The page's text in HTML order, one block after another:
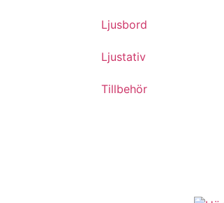
Ljusbord
Ljustativ
Tillbehör